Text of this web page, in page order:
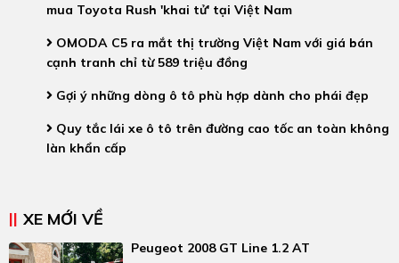
mua Toyota Rush 'khai tử' tại Việt Nam
OMODA C5 ra mắt thị trường Việt Nam với giá bán
cạnh tranh chỉ từ 589 triệu đồng
Gợi ý những dòng ô tô phù hợp dành cho phái đẹp
Quy tắc lái xe ô tô trên đường cao tốc an toàn không
làn khẩn cấp
XE MỚI VỀ
Peugeot 2008 GT Line 1.2 AT